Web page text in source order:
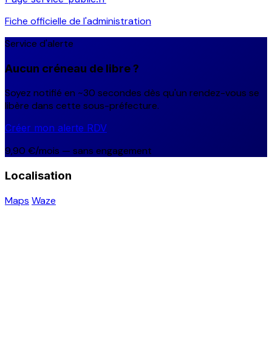
Fiche officielle de l'administration
Service d'alerte
Aucun créneau de libre ?
Soyez notifié en ~30 secondes dès qu'un rendez-vous se
libère dans cette sous-préfecture.
Créer mon alerte RDV
9,90 €/mois — sans engagement
Localisation
Maps Waze